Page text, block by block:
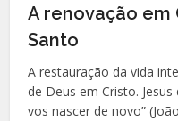
A renovação em
Santo
A restauração da vida
de Deus em Cristo.
vos nascer de novo”